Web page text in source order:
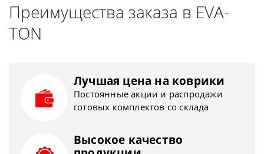
Преимущества заказа в EVA-
TON
Лучшая цена на коврики
Постоянные акции и распродажи
готовых комплектов со склада
Высокое качество